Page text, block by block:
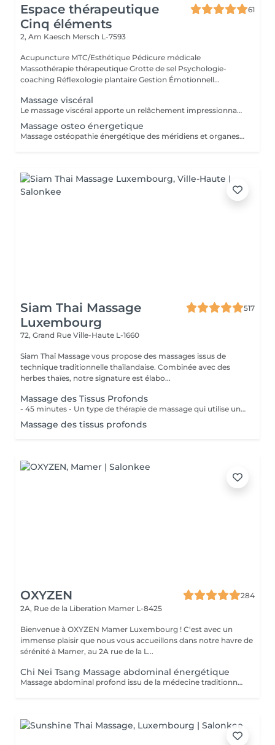
Espace thérapeutique
Cinq éléments
61
2, Am Kaesch Mersch L-7593
Acupuncture MTC/Esthétique Pédicure médicale
Massothérapie thérapeutique Grotte de sel Psychologie-
coaching Réflexologie plantaire Gestion Émotionnell...
Massage viscéral
Le massage viscéral apporte un relâchement impressionnant de nombreuses tensions liées à la digestion et à certains maux de dos. Quels sont les bienfaits du massage viscéral ? > Une action apaisante, relaxante et déstressante. > Une paix intérieure intense. > Une régulation des tensions internes qui favorise l'homéostasie (capacité du corps à se guérir). > Une amélioration de notre état général grâce à une meilleure production et circulation du LCR (Liquide Céphalo-rachidien. > Une amélioration de la circulation énergétique entre le haut et la bas du corps.
Massage osteo énergetique
Massage ostéopathie énergétique des méridiens et organes. Blocage de l'auto-guérison et du mieux-être. Prise en charge phytotherapeutique associé.
Siam Thai Massage
Luxembourg
517
72, Grand Rue Ville-Haute L-1660
Siam Thaï Massage vous propose des massages issus de
technique traditionnelle thaïlandaise. Combinée avec des
herbes thaïes, notre signature est élabo...
Massage des Tissus Profonds
- 45 minutes - Un type de thérapie de massage qui utilise une pression ferme et des mouvements lents pour atteindre les couches les plus profondes du muscle. Il est utilisé pour les douleurs musculaires, raideur de la nuque et du haut du dos, les lombalgies et les jambes et épaules endolories.
Massage des tissus profonds
OXYZEN
284
2A, Rue de la Liberation Mamer L-8425
Bienvenue à OXYZEN Mamer Luxembourg ! C'est avec un
immense plaisir que nous vous accueillons dans notre havre de
sérénité à Mamer, au 2A rue de la L...
Chi Nei Tsang Massage abdominal énergétique
Massage abdominal profond issu de la médecine traditionnelle chinoise aidant à libérer les tensions du ventre et à retrouver légèreté et équilibre.